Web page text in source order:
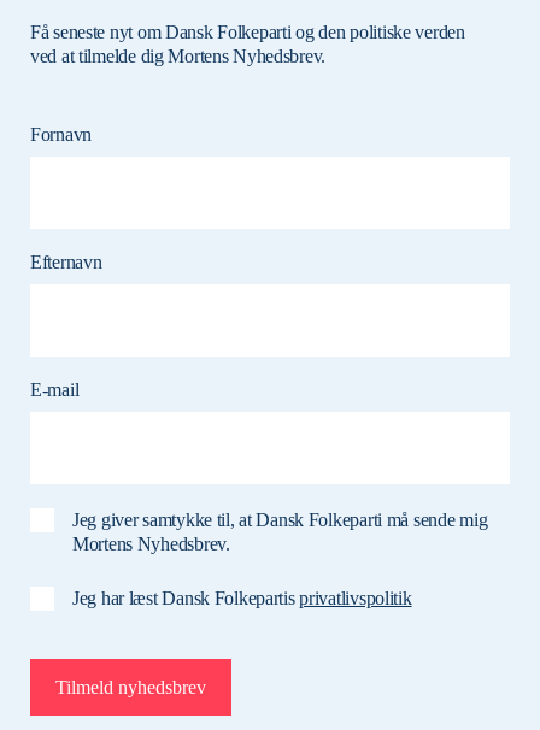
Få seneste nyt om Dansk Folkeparti og den politiske verden
ved at tilmelde dig Mortens Nyhedsbrev.
Fornavn
Efternavn
E-mail
Jeg giver samtykke til, at Dansk Folkeparti må sende mig
Mortens Nyhedsbrev.
Jeg har læst Dansk Folkepartisprivatlivspolitik